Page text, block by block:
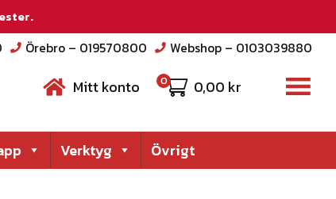
Örebro – 019570800 Webshop – 0103039880
Mitt konto 0 0,00 kr
Verktyg Övrigt